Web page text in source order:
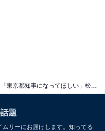
題
リーにお届けします。知ってる